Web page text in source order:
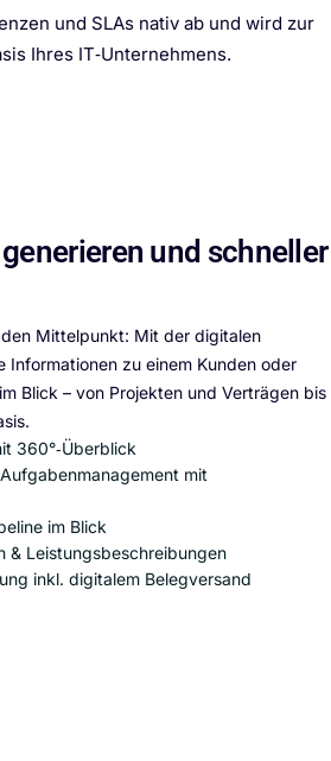
und SLAs nativ ab und wird zur
Ihres IT‑Unternehmens.
und schneller
Mittelpunkt: Mit der digitalen
Informationen zu einem Kunden oder
Blick – von Projekten und Verträgen bis
360°‑Überblick
mit
im Blick
& Leistungsbeschreibungen
inkl. digitalem Belegversand